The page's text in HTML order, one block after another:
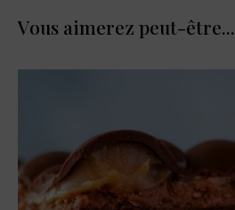
Vous aimerez peut-être...